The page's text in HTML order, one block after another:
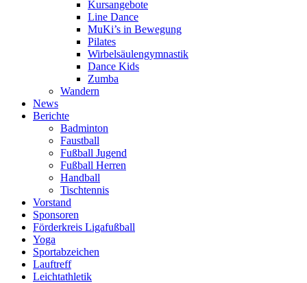
Kursangebote
Line Dance
MuKi’s in Bewegung
Pilates
Wirbelsäulengymnastik
Dance Kids
Zumba
Wandern
News
Berichte
Badminton
Faustball
Fußball Jugend
Fußball Herren
Handball
Tischtennis
Vorstand
Sponsoren
Förderkreis Ligafußball
Yoga
Sportabzeichen
Lauftreff
Leichtathletik